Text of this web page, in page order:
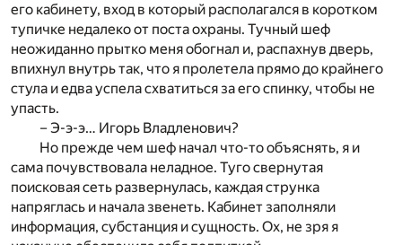
его кабинету, вход в который располагался в коротком
тупичке недалеко от поста охраны. Тучный шеф
неожиданно прытко меня обогнал и, распахнув дверь,
впихнул внутрь так, что я пролетела прямо до крайнего
стула и едва успела схватиться за его спинку, чтобы не
упасть.
– Э-э-э… Игорь Владленович?
Но прежде чем шеф начал что-то объяснять, я и
сама почувствовала неладное. Туго свернутая
поисковая сеть развернулась, каждая струнка
напряглась и начала звенеть. Кабинет заполняли
информация, субстанция и сущность. Ох, не зря я